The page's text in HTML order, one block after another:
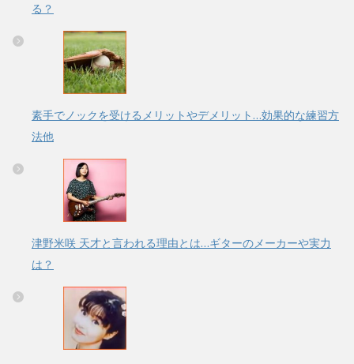
る？
素手でノックを受けるメリットやデメリット…効果的な練習方
法他
津野米咲 天才と言われる理由とは…ギターのメーカーや実力
は？